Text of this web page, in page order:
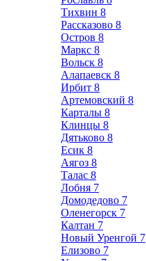
Тихвин 8
Рассказово 8
Остров 8
Маркс 8
Вольск 8
Алапаевск 8
Ирбит 8
Артемовский 8
Карталы 8
Клинцы 8
Дятьково 8
Есик 8
Аягоз 8
Талас 8
Лобня 7
Домодедово 7
Оленегорск 7
Калтан 7
Новый Уренгой 7
Елизово 7